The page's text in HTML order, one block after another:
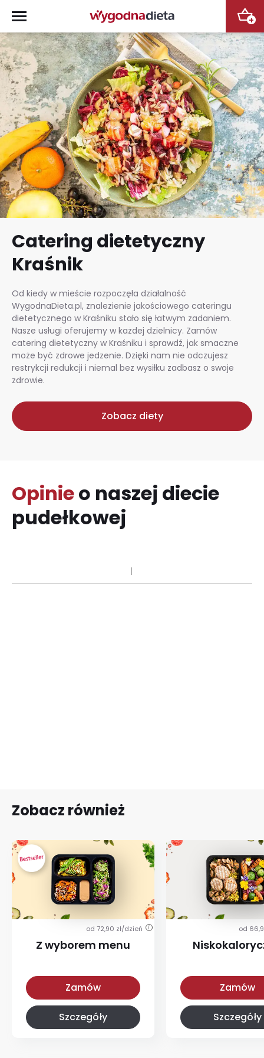
+
Catering dietetyczny
Kraśnik
Od kiedy w mieście rozpoczęła działalność
WygodnaDieta.pl, znalezienie jakościowego cateringu
dietetycznego w Kraśniku stało się łatwym zadaniem.
Nasze usługi oferujemy w każdej dzielnicy. Zamów
catering dietetyczny w Kraśniku i sprawdź, jak smaczne
może być zdrowe jedzenie. Dzięki nam nie odczujesz
restrykcji redukcji i niemal bez wysiłku zadbasz o swoje
zdrowie.
Zobacz diety
Opinieo naszej diecie
pudełkowej
Zobacz również
od 72,90 zł/dzień i
Z wyborem menu
Zamów
Szczegóły
od
Zamów
Szczegóły